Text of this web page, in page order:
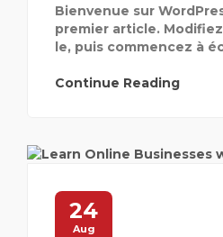
Bienvenue sur
premier article.
le, puis commencez à
Continue Reading
24
Aug